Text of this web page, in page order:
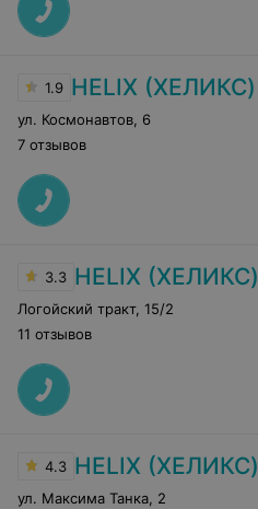
1.9 HELIX (ХЕЛИКС)
ул. Космонавтов 6
7 отзывов
3.3 HELIX (ХЕЛИКС)
Логойский тракт, 15/2
11 отзывов
4.3 HELIX (ХЕЛИКС)
ул. Максима Танка, 2